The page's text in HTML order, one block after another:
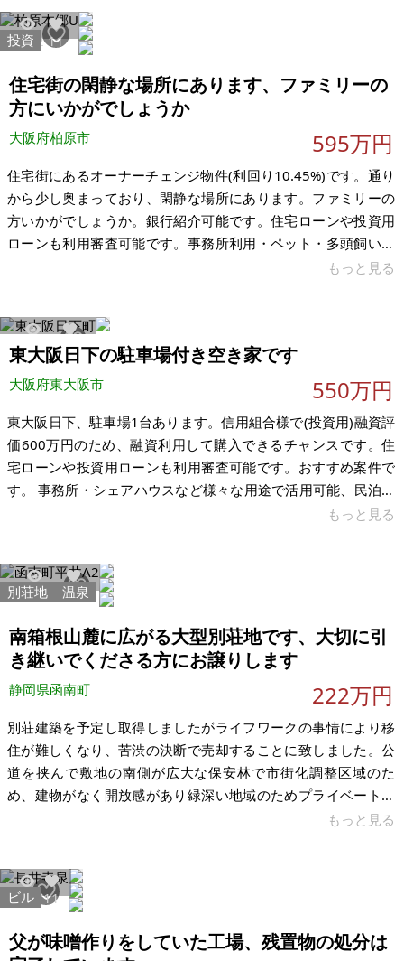
5822 11
投資
住宅街の閑静な場所にあります、ファミリーの
方にいかがでしょうか
大阪府柏原市 595万円
住宅街にあるオーナーチェンジ物件(利回り10.45%)です。通り
から少し奥まっており、閑静な場所にあります。ファミリーの
方いかがでしょうか。銀行紹介可能です。住宅ローンや投資用
ローンも利用審査可能です。事務所利用・ペット・多頭飼い・
外国籍・シェアハウス利用可能です。民泊(要相談・確認)も可能
善寺駅 徒歩14分 (約1120m) オーナーチェンジ物件(利回り
10.45%)です。 【物件概要】※古屋付土地 場所：大阪府柏原市
本郷 土地： 103.49㎡（約3
もっと見る
8690 16
東大阪日下の駐車場付き空き家です
大阪府東大阪市 550万円
東大阪日下、駐車場1台あります。信用組合様で(投資用)融資評
価600万円のため、融資利用して購入できるチャンスです。住
宅ローンや投資用ローンも利用審査可能です。おすすめ案件で
す。 事務所・シェアハウスなど様々な用途で活用可能、民泊の
ご相談もお願いします。(要確認)外国籍の方も可能ですご相談・
土地 場所：大阪府東大阪市日下町 土地：86.76㎡（26.24坪）
建物：61.26㎡（18.53坪） 構造：木造・4DK 現況：空き家 希
望価格：550万円 ※現状有姿、および公簿売買
もっと見る
17224 32
別荘地 温泉
南箱根山麓に広がる大型別荘地です、大切に引
き継いでくださる方にお譲りします
静岡県函南町 222万円
別荘建築を予定し取得しましたがライフワークの事情により移
住が難しくなり、苦渋の決断で売却することに致しました。公
道を挟んで敷地の南側が広大な保安林で市街化調整区域のた
め、建物がなく開放感があり緑深い地域のためプライベート感
がある環境でゆっくり過ごしやすいと思います。詳細を理解い
約4,150区画が広がる日本有数の大型別荘地です。管理警備体制
も良く安心してゆっくりと別荘地ライフを送ることができま
す。その良好な環境・広がる景色は是非、現地でご確認くださ
い。 接道は長さ19.
もっと見る
495711
ビル
父が味噌作りをしていた工場、残置物の処分は